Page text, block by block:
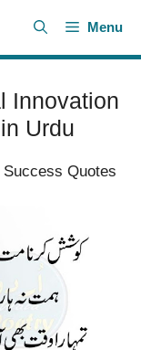
Menu
Innovation
Urdu
Success Quotes